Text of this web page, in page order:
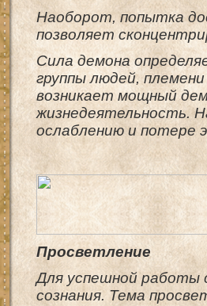
Наоборот, попытка
позволяет
Сила демона
группы людей,
возникает мощный
жизнедеятельность.
ослаблению и потере
Просветление
Для успешной работы
сознания. Тема